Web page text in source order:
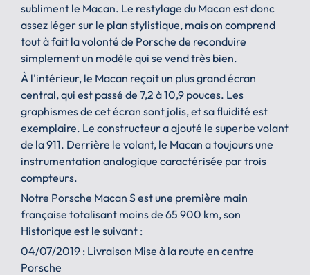
subliment le Macan. Le restylage du Macan est donc
assez léger sur le plan stylistique, mais on comprend
tout à fait la volonté de Porsche de reconduire
simplement un modèle qui se vend très bien.
À l'intérieur, le Macan reçoit un plus grand écran
central, qui est passé de 7,2 à 10,9 pouces. Les
graphismes de cet écran sont jolis, et sa fluidité est
exemplaire. Le constructeur a ajouté le superbe volant
de la 911. Derrière le volant, le Macan a toujours une
instrumentation analogique caractérisée par trois
compteurs.
Notre Porsche Macan S est une première main
française totalisant moins de 65 900 km, son
Historique est le suivant :
04/07/2019 : Livraison Mise à la route en centre
Porsche